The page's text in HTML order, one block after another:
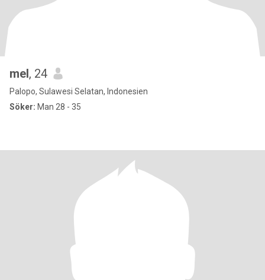
mel, 24
Palopo, Sulawesi Selatan, Indonesien
Söker: Man 28 - 35